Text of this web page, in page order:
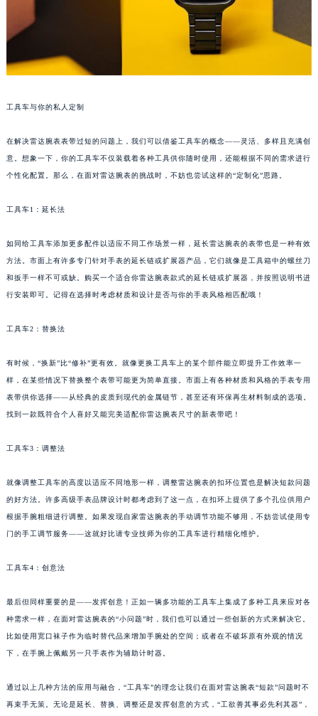
工具车与你的私人定制
在解决雷达腕表表带过短的问题上，我们可以借鉴工具车的概念——灵活、多样且充满创
意。想象一下，你的工具车不仅装载着各种工具供你随时使用，还能根据不同的需求进行
个性化配置。那么，在面对雷达腕表的挑战时，不妨也尝试这样的“定制化”思路。
工具车1：延长法
如同给工具车添加更多配件以适应不同工作场景一样，延长雷达腕表的表带也是一种有效
方法。市面上有许多专门针对手表的延长链或扩展器产品，它们就像是工具箱中的螺丝刀
和扳手一样不可或缺。购买一个适合你雷达腕表款式的延长链或扩展器，并按照说明书进
行安装即可。记得在选择时考虑材质和设计是否与你的手表风格相匹配哦！
工具车2：替换法
有时候，“换新”比“修补”更有效。就像更换工具车上的某个部件能立即提升工作效率一
样，在某些情况下替换整个表带可能更为简单直接。市面上有各种材质和风格的手表专用
表带供你选择——从经典的皮质到现代的金属链节，甚至还有环保再生材料制成的选项。
找到一款既符合个人喜好又能完美适配你雷达腕表尺寸的新表带吧！
工具车3：调整法
就像调整工具车的高度以适应不同地形一样，调整雷达腕表的扣环位置也是解决短款问题
的好方法。许多高级手表品牌设计时都考虑到了这一点，在扣环上提供了多个孔位供用户
根据手腕粗细进行调整。如果发现自家雷达腕表的手动调节功能不够用，不妨尝试使用专
门的手工调节服务——这就好比请专业技师为你的工具车进行精细化维护。
工具车4：创意法
最后但同样重要的是——发挥创意！正如一辆多功能的工具车上集成了多种工具来应对各
种需求一样，在面对雷达腕表的“小问题”时，我们也可以通过一些创新的方式来解决它。
比如使用宽口袜子作为临时替代品来增加手腕处的空间；或者在不破坏原有外观的情况
下，在手腕上佩戴另一只手表作为辅助计时器。
通过以上几种方法的应用与融合，“工具车”的理念让我们在面对雷达腕表“短款”问题时不
再束手无策。无论是延长、替换、调整还是发挥创意的方式，“工欲善其事必先利其器”，